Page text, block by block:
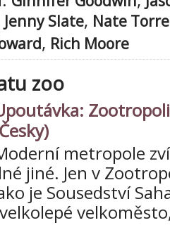
Jenny Slate, Nate
, Rich Moore
zoo
metropole
jiné. Jen v
je Sousedství